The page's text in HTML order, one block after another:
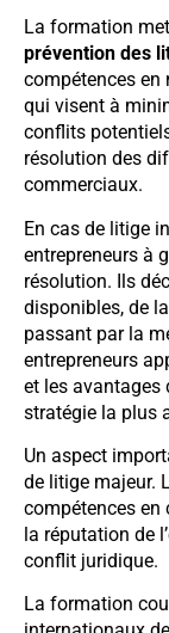
La formation
prévention des
compétences en
qui visent à
conflits
résolution des
commerciaux.
En cas de litige
entrepreneurs à
résolution. Ils
disponibles, de
passant par la
entrepreneurs
et les avantages
stratégie la plus
Un aspect
de litige majeur.
compétences en
la réputation de
conflit juridique.
La formation